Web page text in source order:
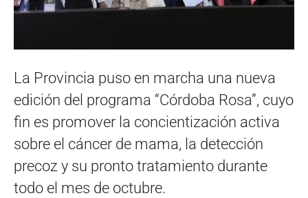
La Provincia puso en marcha una nueva
edición del programa “Córdoba Rosa”, cuyo
fin es promover la concientización activa
sobre el cáncer de mama, la detección
precoz y su pronto tratamiento durante
todo el mes de octubre.